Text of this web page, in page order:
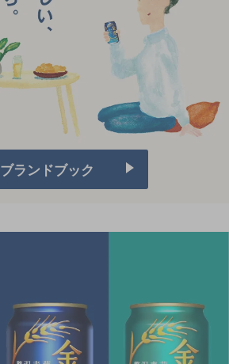
ブランドブック